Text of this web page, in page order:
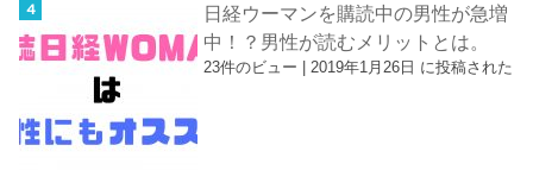
日経ウーマンを購読中の男性が急増
中！？男性が読むメリットとは。
23件のビュー | 2019年1月26日 に投稿された